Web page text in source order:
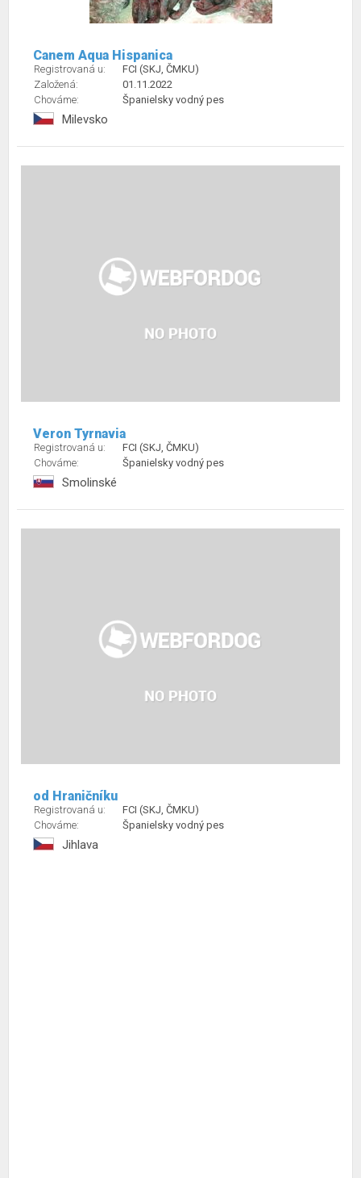
Canem Aqua Hispanica
Registrovaná u:
FCI (SKJ, ČMKU)
Založená:
01.11.2022
Chováme:
Španielsky vodný pes
Milevsko
Veron Tyrnavia
Registrovaná u:
FCI (SKJ, ČMKU)
Chováme:
Španielsky vodný pes
Smolinské
od Hraničníku
Registrovaná u:
FCI (SKJ, ČMKU)
Chováme:
Španielsky vodný pes
Jihlava